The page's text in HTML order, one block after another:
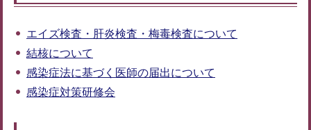
エイズ検査・肝炎検査・梅毒検査について
結核について
感染症法に基づく医師の届出について
感染症対策研修会